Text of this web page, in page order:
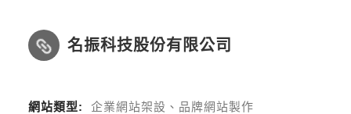
名振科技股份有限公司
網站類型: 企業網站架設、品牌網站製作